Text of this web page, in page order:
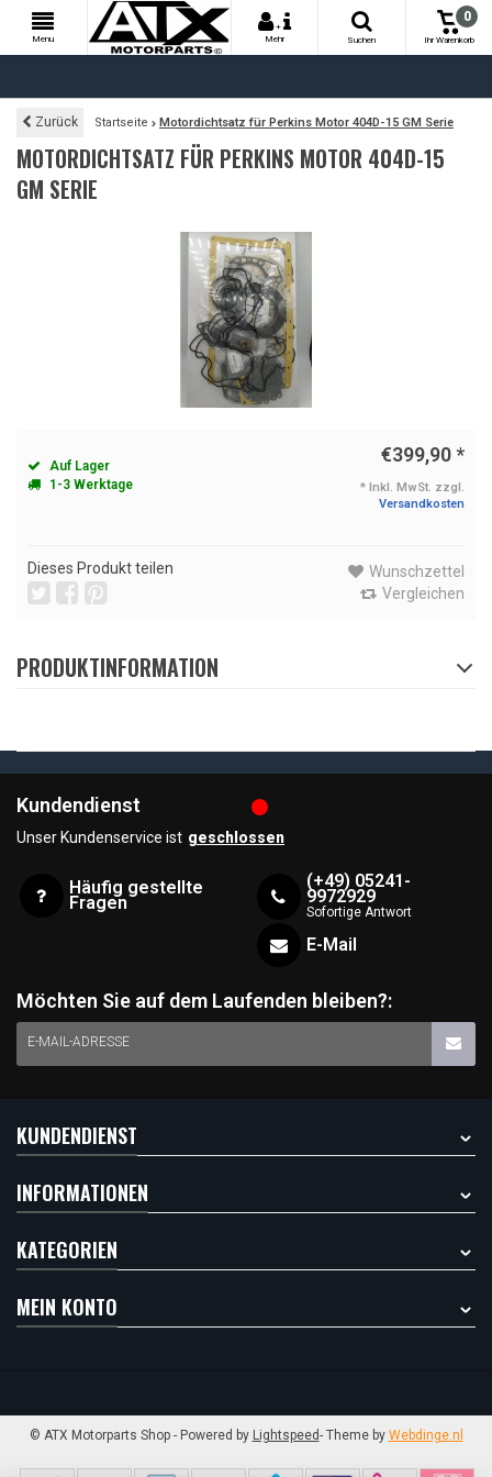
Menu
+
Mehr
Suchen
0
Ihr Warenkorb
Zurück Startseite Motordichtsatz für Perkins Motor 404D-15 GM Serie
MOTORDICHTSATZ FÜR PERKINS MOTOR 404D-15
GM SERIE
Auf Lager
1-3 Werktage
€399,90*
* Inkl. MwSt. zzgl.
Versandkosten
Dieses Produkt teilen
Wunschzettel
Vergleichen
PRODUKTINFORMATION
Kundendienst
Unser Kundenservice ist geschlossen
Häufig gestellte
Fragen
(+49) 05241-
9972929
Sofortige Antwort
E-Mail
Möchten Sie auf dem Laufenden bleiben?:
E-MAIL-ADRESSE
KUNDENDIENST
INFORMATIONEN
KATEGORIEN
MEIN KONTO
© ATX Motorparts Shop - Powered by Lightspeed- Theme by Webdinge.nl